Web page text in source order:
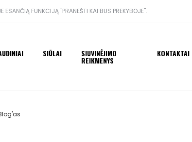
ESANČIĄ FUNKCIJĄ "PRANEŠTI KAI BUS PREKYBOJE".
SIŪLAI SIUVINĖJIMO
REIKMENYS
KONTAKTAI